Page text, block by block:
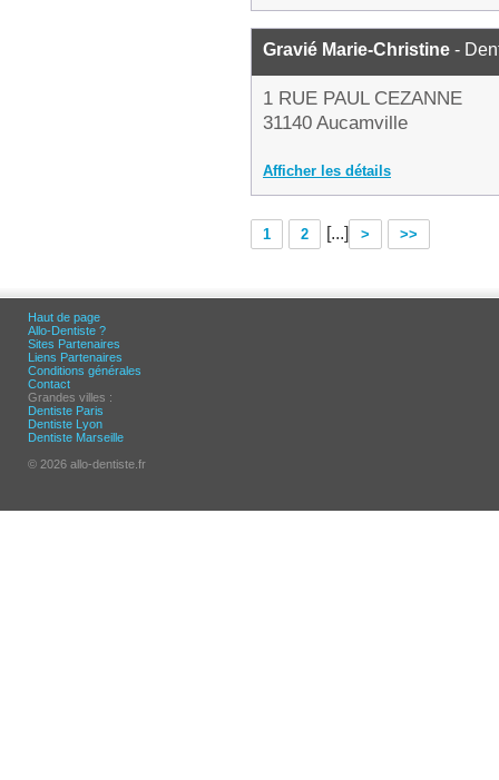
Gravié Marie-Christine -
1 RUE PAUL CEZANNE
31140 Aucamville
Afficher les détails
1 2 [...] > >>
Haut de page
Allo-Dentiste ?
Sites Partenaires
Liens Partenaires
Conditions générales
Contact
Grandes villes :
Dentiste Paris
Dentiste Lyon
Dentiste Marseille
© 2026 allo-dentiste.fr